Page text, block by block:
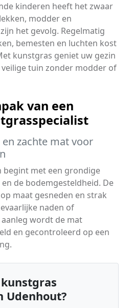
kinderen heeft het zwaar
modder en
het gevolg. Regelmatig
bemesten en luchten kost
kunstgras geniet uw gezin
tuin zonder modder of
van een
zachte mat voor
begint met een grondige
de bodemgesteldheid. De
maat gesneden en strak
naden of
wordt de mat
en gecontroleerd op een
Udenhout?